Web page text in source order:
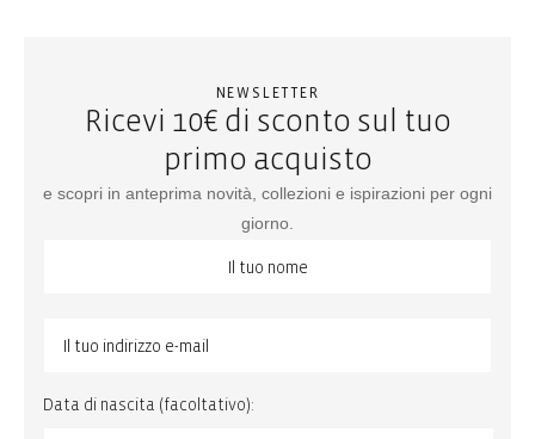
NEWSLETTER
Ricevi 10€ di sconto sul tuo
primo acquisto
e scopri in anteprima novità, collezioni e ispirazioni per ogni
giorno.
Data di nascita (facoltativo):